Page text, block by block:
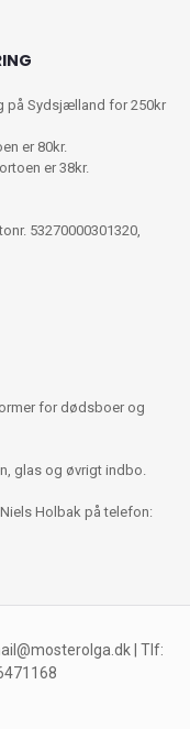
på Sydsjælland for 250kr
er 80kr.
er 38kr.
53270000301320,
for dødsboer og
glas og øvrigt indbo.
Holbak på telefon:
| Tlf: